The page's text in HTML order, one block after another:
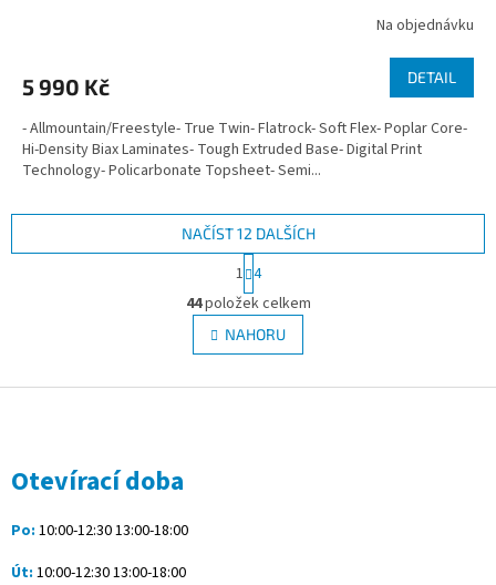
Na objednávku
5 990 Kč DETAIL
- Allmountain/Freestyle- True Twin- Flatrock- Soft Flex- Poplar Core-
Hi-Density Biax Laminates- Tough Extruded Base- Digital Print
Technology- Policarbonate Topsheet- Semi...
O
v
l
á
NAČÍST 12 DALŠÍCH
S
t
r
á
n
k
v
1 4
44položek celkem
NAHORU
Otevírací doba
Po: 10:00-12:30 13:00-18:00
Út: 10:00-12:30 13:00-18:00